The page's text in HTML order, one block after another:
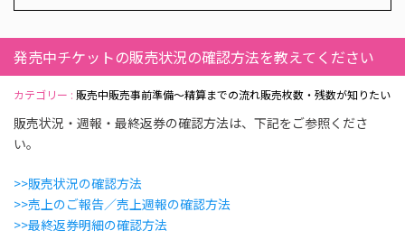
発売中チケットの販売状況の確認方法を教えてください
カテゴリー : 販売中販売事前準備～精算までの流れ販売枚数・残数が知りたい
販売状況・週報・最終返券の確認方法は、下記をご参照くださ
い。
>>販売状況の確認方法
>>売上のご報告／売上週報の確認方法
>>最終返券明細の確認方法